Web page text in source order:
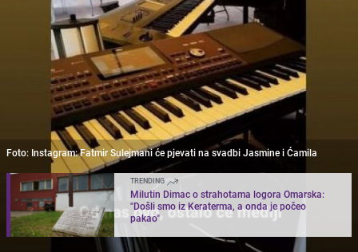
Foto: Instagram: Fatmir Sulejmani će pjevati na svadbi Jasmine i Ćamila
TRENDING
Milutin Dimac o strahotama logora Omarska:
"Došli smo iz Keraterma, a onda je počeo
pakao"